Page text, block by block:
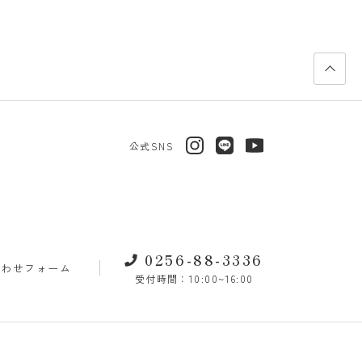
公式SNS
せフォーム 0256-88-3336
受付時間：10:00~16:00